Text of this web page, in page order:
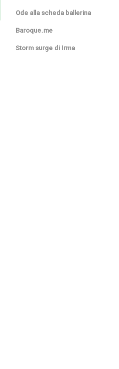
Ode alla scheda ballerina
Baroque.me
Storm surge di Irma